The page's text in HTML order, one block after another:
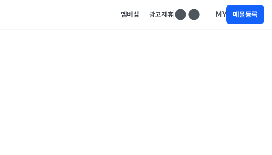
멤버십 광고제휴 MY 매물등록